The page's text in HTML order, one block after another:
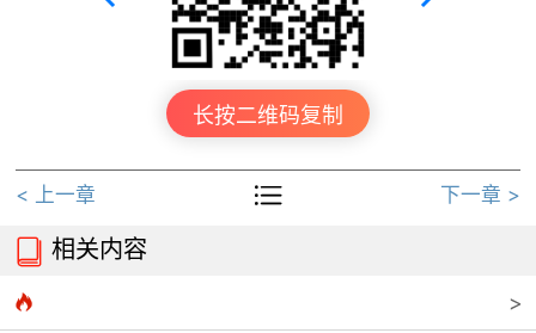
长按二维码复制
< 上一章  下一章 >
 相关内容
